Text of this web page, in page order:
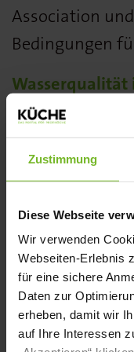
Zustimmung
Diese Webseite
Wir verwenden
Webseiten-Erlebnis
für eine sichere
Daten zur
erheben, damit wir
auf Ihre Interessen
Association
Bedingungen
Am
von Wasser
bei der
Mittelpunkt.
Auswirkungen
Heißgetränke
Ergänzt wird